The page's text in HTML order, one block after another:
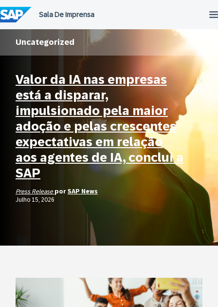
para
o
conteúdo
Uncategorized
Valor da IA nas empresas
está a disparar,
impulsionado pela maior
adoção e pelas crescentes
expectativas em relação
aos agentes de IA, conclui a
SAP
Press Release por SAP News
Julho 15, 2026